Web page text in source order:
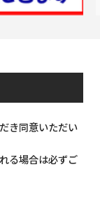
き同意いただい
る場合は必ずご